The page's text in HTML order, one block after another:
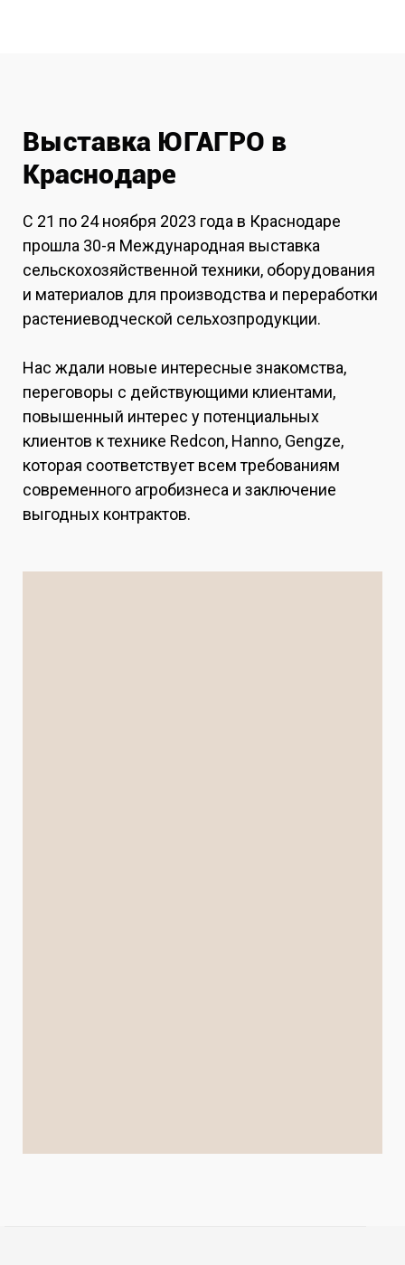
Выставка ЮГАГРО в
Краснодаре
С 21 по 24 ноября 2023 года в Краснодаре
прошла 30-я Международная выставка
сельскохозяйственной техники, оборудования
и материалов для производства и переработки
растениеводческой сельхозпродукции.
Нас ждали новые интересные знакомства,
переговоры с действующими клиентами,
повышенный интерес у потенциальных
клиентов к технике Redcon, Hanno, Gengze,
которая соответствует всем требованиям
современного агробизнеса и заключение
выгодных контрактов.